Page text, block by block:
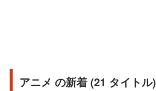
アニメ の新着 (21 タイトル)